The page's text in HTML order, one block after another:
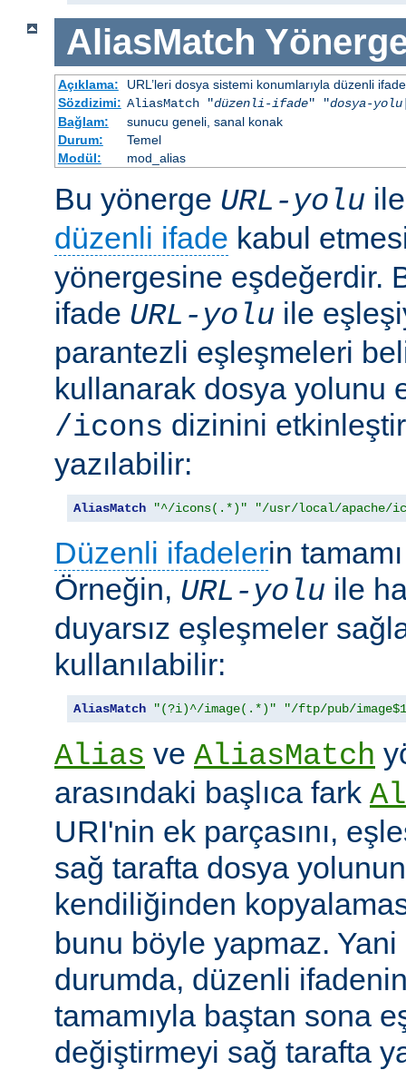
AliasMatch
Açıklama:
URL’leri dosya sistemi konumlarıyla düzenli
Sözdizimi: AliasMatch "düzenli-ifade" "dosya-yolu
Bağlam:
sunucu geneli, sanal konak
Durum:
Temel
Modül:
mod_alias
Bu yönerge URL-yolu
düzenli ifade kabul
yönergesine eşdeğerdir.
ifade URL-yolu ile
parantezli eşleşmeleri
kullanarak dosya yolunu
/icons dizinini
yazılabilir:
AliasMatch "^/icons(.*)" "/usr/local/apache/
Düzenli ifadelerin
Örneğin, URL-yolu ile
duyarsız eşleşmeler
kullanılabilir:
AliasMatch "(?i)^/image(.*)" "/ftp/pub/
Alias ve AliasMatch
arasındaki başlıca fark
URI'nin ek parçasını,
sağ tarafta dosya
kendiliğinden
bunu böyle yapmaz.
durumda, düzenli
tamamıyla baştan sona
değiştirmeyi sağ tarafta